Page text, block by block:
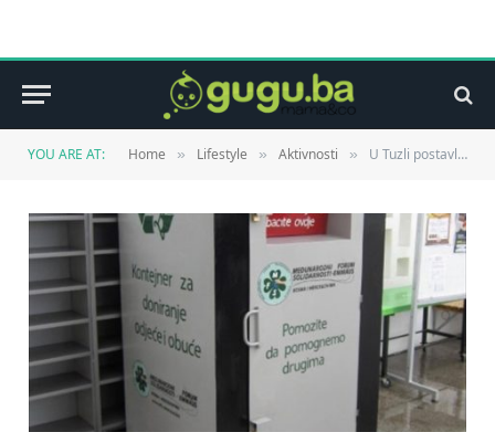
YOU ARE AT: Home » Lifestyle » Aktivnosti » U Tuzli postavljen humanitarni kontejner za doniranje odjeće i obuće